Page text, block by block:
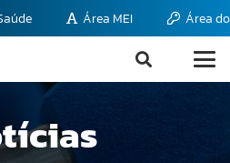
Área MEI Área